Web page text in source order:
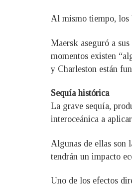
Al mismo tiempo, los
Maersk aseguró a
momentos existen
y Charleston están
Sequía histórica
La grave sequía,
interoceánica a
Algunas de ellas son
tendrán un impacto
Uno de los efectos